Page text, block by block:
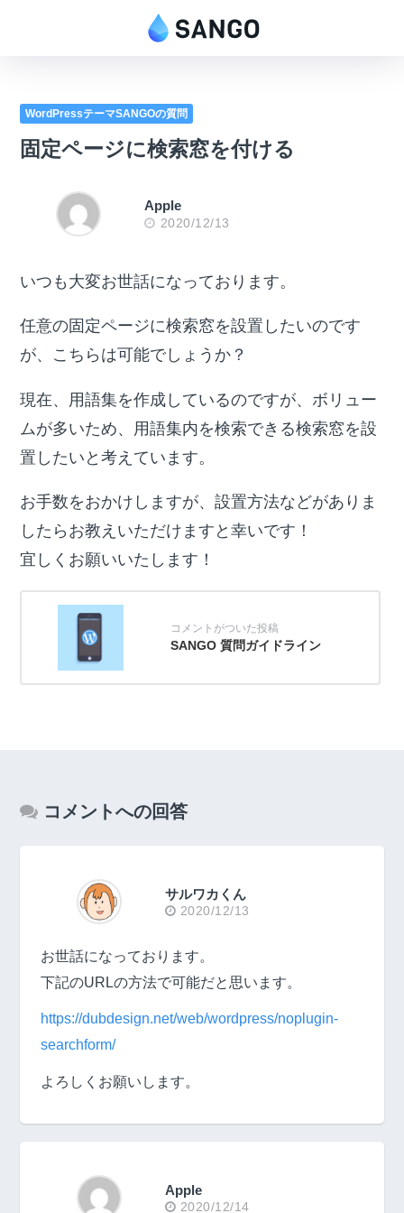
WordPressテーマSANGOの質問
固定ページに検索窓を付ける
Apple
2020/12/13
いつも大変お世話になっております。
任意の固定ページに検索窓を設置したいのです
が、こちらは可能でしょうか？
現在、用語集を作成しているのですが、ボリュー
ムが多いため、用語集内を検索できる検索窓を設
置したいと考えています。
お手数をおかけしますが、設置方法などがありま
したらお教えいただけますと幸いです！
宜しくお願いいたします！
SANGO 質問ガイドライン
コメントへの回答
サルワカくん
2020/12/13
お世話になっております。
下記のURLの方法で可能だと思います。
https://dubdesign.net/web/wordpress/noplugin-
searchform/
よろしくお願いします。
Apple
2020/12/14